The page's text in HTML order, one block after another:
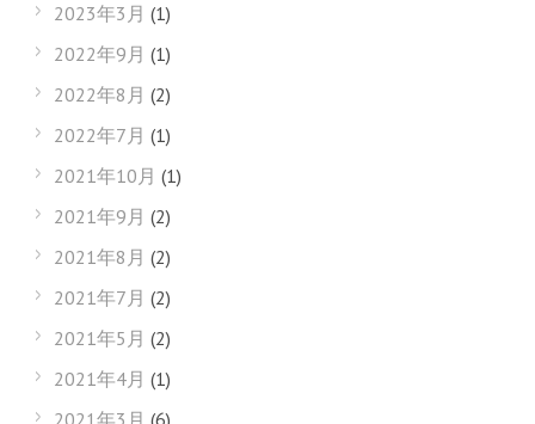
2023年3月 (1)
2022年9月 (1)
2022年8月 (2)
2022年7月 (1)
2021年10月 (1)
2021年9月 (2)
2021年8月 (2)
2021年7月 (2)
2021年5月 (2)
2021年4月 (1)
2021年3月 (6)